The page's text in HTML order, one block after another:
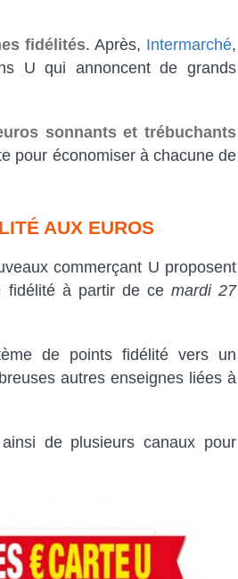
fidélités. Après, Intermarché,
U qui annoncent de grands
sonnants et trébuchants
pour économiser à chacune de
AUX EUROS
commerçant U proposent
fidélité à partir de ce mardi 27
de points fidélité vers un
autres enseignes liées à
de plusieurs canaux pour